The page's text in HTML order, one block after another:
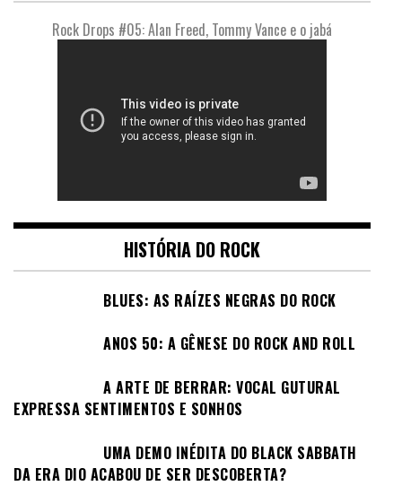
Rock Drops #05: Alan Freed, Tommy Vance e o jabá
HISTÓRIA DO ROCK
BLUES: AS RAÍZES NEGRAS DO ROCK
ANOS 50: A GÊNESE DO ROCK AND ROLL
A ARTE DE BERRAR: VOCAL GUTURAL
EXPRESSA SENTIMENTOS E SONHOS
UMA DEMO INÉDITA DO BLACK SABBATH
DA ERA DIO ACABOU DE SER DESCOBERTA?